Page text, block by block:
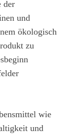
der
und
ökologisch
zu
wie
und